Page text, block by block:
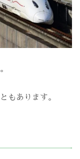
もあります。